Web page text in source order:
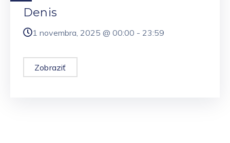
Denis
1 novembra, 2025 @ 00:00 - 23:59
Zobraziť